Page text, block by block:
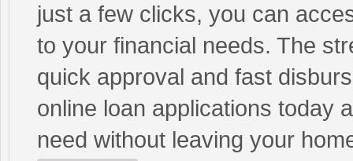
just a few clicks, you can
to your financial needs. The
quick approval and fast
online loan applications today
need without leaving your